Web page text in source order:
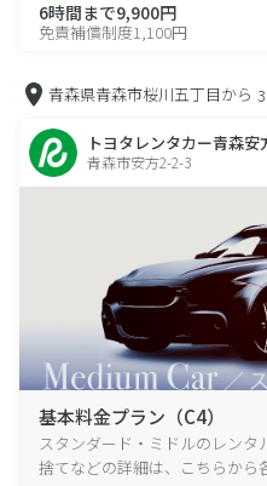
6時間まで9,900円
免責補償制度1,100円
青森県青森市桜川五丁目から
トヨタレンタカー青森安
青森市安方2-2-3
基本料金プラン（C4）
スタンダード・ミドルのレンタ
捨てなどの詳細は、こちらから